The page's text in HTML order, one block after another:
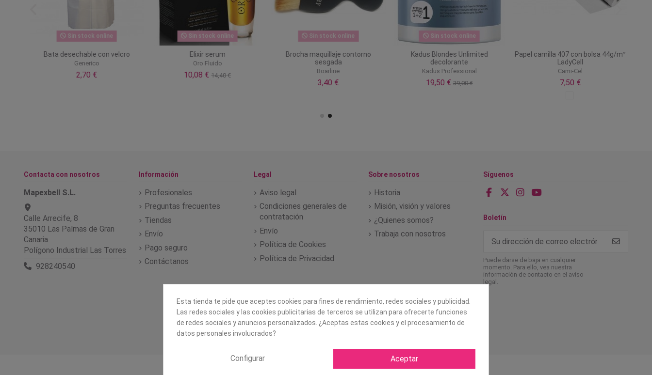
Sin stock online
Bata desechable con velcro
Generico
2,70 €
Sin stock online
Elixir serum
Oro Fluido
10,08 €14,40 €
Sin stock online
Brocha maquillaje contorno
sesgada
Boarline
3,40 €
Sin stock online
Kadus Blondes Unlimited
decolorante
Kadus Professional
19,50 €39,00 €
Papel camilla 407 con bolsa 44g/m²
LadyCell
Cami-Cel
7,50 €
Contacta con nosotros
Mapexbell S.L.
Calle Arrecife, 8
35010 Las Palmas de Gran
Canaria
Polígono Industrial Las Torres
928240540
Información
Profesionales
Preguntas frecuentes
Tiendas
Envío
Pago seguro
Contáctanos
Legal
Aviso legal
Condiciones generales de
contratación
Envío
Política de Cookies
Política de Privacidad
Sobre nosotros
Historia
Misión, visión y valores
¿Quienes somos?
Trabaja con nosotros
Síguenos
Boletín
Puede darse de baja en cualquier
momento. Para ello, vea nuestra
información de contacto en el aviso
legal.
Esta tienda te pide que aceptes cookies para fines de rendimiento, redes sociales y publicidad.
Las redes sociales y las cookies publicitarias de terceros se utilizan para ofrecerte funciones
de redes sociales y anuncios personalizados. ¿Aceptas estas cookies y el procesamiento de
datos personales involucrados?
Configurar Aceptar